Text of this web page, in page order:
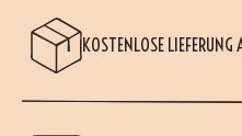
KOSTENLOSE